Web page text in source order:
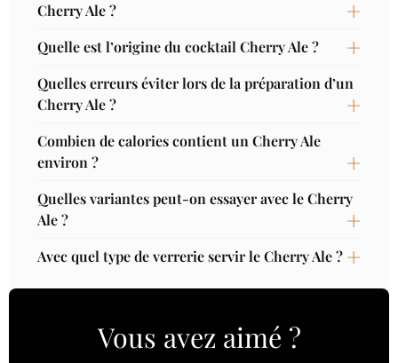
Cherry Ale ?
Quelle est l’origine du cocktail Cherry Ale ?
Quelles erreurs éviter lors de la préparation d’un
Cherry Ale ?
Combien de calories contient un Cherry Ale
environ ?
Quelles variantes peut-on essayer avec le Cherry
Ale ?
Avec quel type de verrerie servir le Cherry Ale ?
Vous avez aimé ?